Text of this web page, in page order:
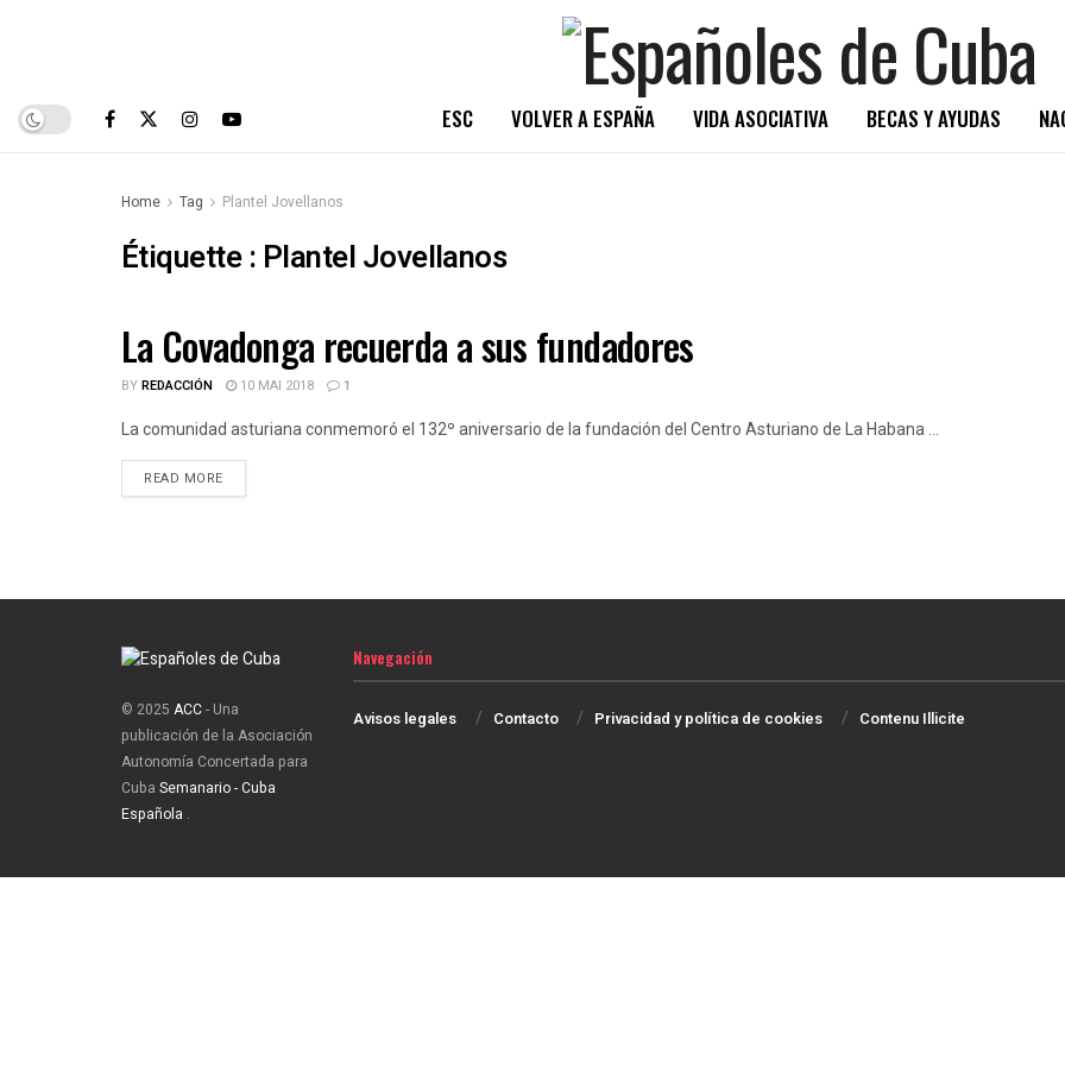
ESC VOLVER A ESPAÑA VIDA ASOCIATIVA BECAS Y AYUDAS
Home Tag Plantel Jovellanos
Étiquette : Plantel Jovellanos
ESPAÑOLES DE CUBA
La Covadonga recuerda a sus fundadores
BYREDACCIÓN 10 MAI 2018 1
La comunidad asturiana conmemoró el 132º aniversario de la fundación del Centro Asturiano de La Habana ...
READ MOREDETAILS
© 2025 ACC- Una
publicación de la Asociación
Autonomía Concertada para
Cuba Semanario - Cuba
Española .
Navegación
Avisos legales Contacto Privacidad y política de cookies Contenu Illicite